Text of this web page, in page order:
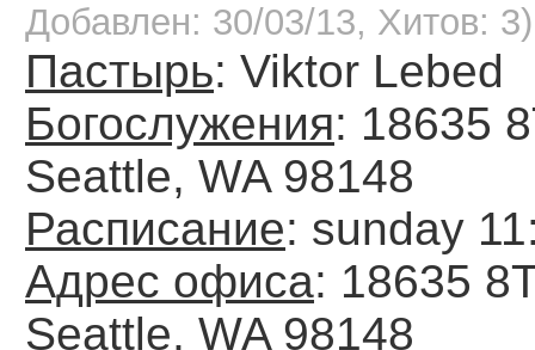
Добавлен: 30/03/13, Хитов: 3)
Пастырь: Viktor Lebed
Богослужения: 18635
Seattle, WA 98148
Расписание: sunday
Адрес офиса: 18635
Seattle, WA 98148